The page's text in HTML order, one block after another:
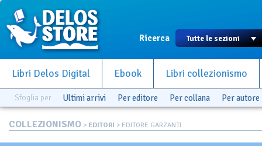
Ricerca
Libri Delos Digital Ebook Libri collezionismo
Sfoglia per Ultimi arrivi Per editore Per collana Per autore
COLLEZIONISMO > EDITORI > EDITORE GARZANTI